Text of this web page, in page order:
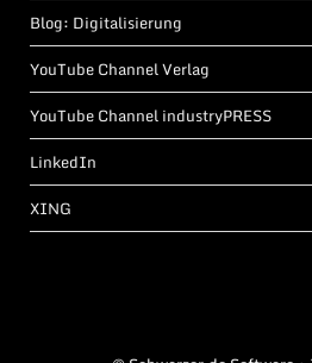
Blog: Digitalisierung
YouTube Channel Verlag
YouTube Channel industryPRESS
LinkedIn
XING